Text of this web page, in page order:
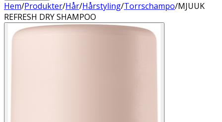
Hem/Produkter/Hår/Hårstyling/Torrschampo/MJUUK
REFRESH DRY SHAMPOO